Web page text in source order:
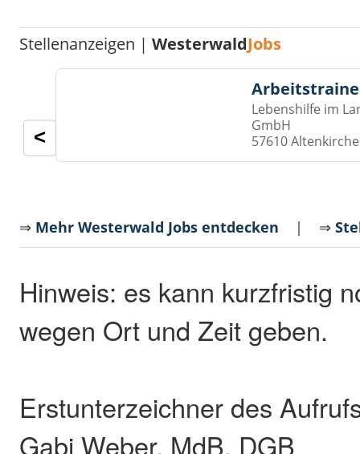
Stellenanzeigen |WesterwaldJobs
Lebenshilfe im
GmbH
57610
<
⇒ Mehr Westerwald Jobs entdecken | ⇒
Hinweis: es kann kurzfristig
wegen Ort und Zeit geben.
Erstunterzeichner des
Gabi Weber, MdB, DGB